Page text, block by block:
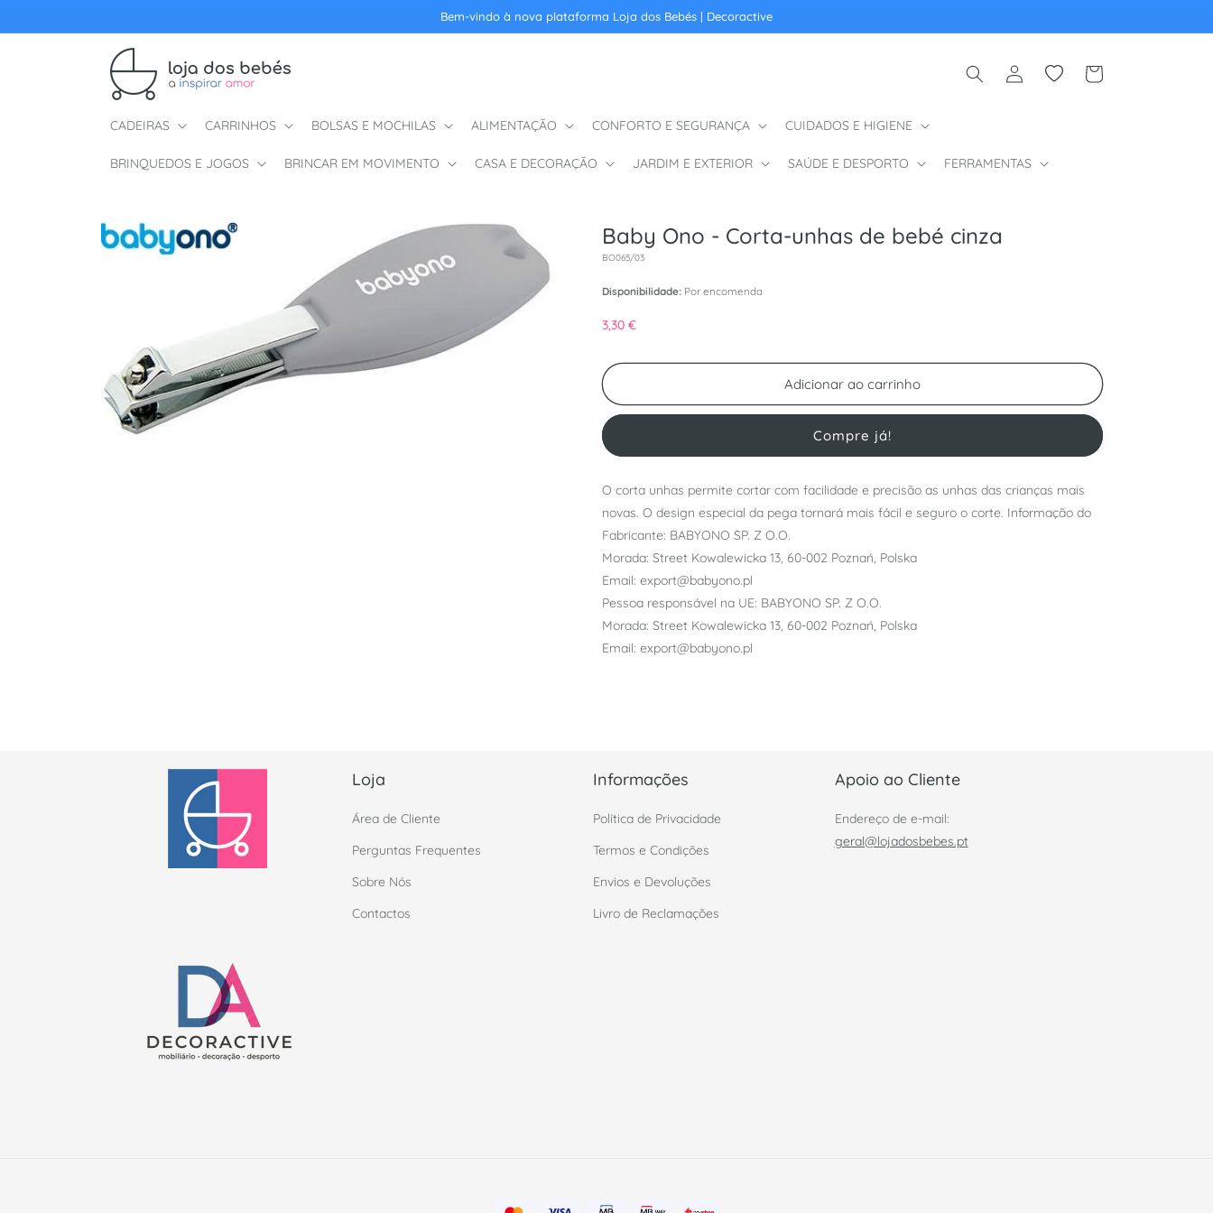
Bem-vindo à nova plataforma Loja dos Bebés | Decoractive
CADEIRAS CARRINHOS BOLSAS E MOCHILAS ALIMENTAÇÃO CONFORTO E SEGURANÇA CUIDADOS E HIGIENE
BRINQUEDOS E JOGOS BRINCAR EM MOVIMENTO CASA E DECORAÇÃO JARDIM E EXTERIOR SAÚDE E DESPORTO FERRAMENTAS
Iniciar sessãoWishlist Carrinho
Saltar para a informação do produto Baby Ono - Corta-unhas de bebé cinza
SKU:
BO065/03
Disponibilidade: Por encomenda
Preço normal
3,30 €
Adicionar ao carrinho
Compre já!
O corta unhas permite cortar com facilidade e precisão as unhas das crianças mais
novas. O design especial da pega tornará mais fácil e seguro o corte. Informação do
Fabricante: BABYONO SP. Z O.O.
Morada: Street Kowalewicka 13, 60-002 Poznań, Polska
Email: export@babyono.pl
Pessoa responsável na UE: BABYONO SP. Z O.O.
Morada: Street Kowalewicka 13, 60-002 Poznań, Polska
Email: export@babyono.pl
Loja
Área de Cliente
Perguntas Frequentes
Sobre Nós
Contactos
Informações
Política de Privacidade
Termos e Condições
Envios e Devoluções
Livro de Reclamações
Apoio ao Cliente
Endereço de e-mail:
geral@lojadosbebes.pt